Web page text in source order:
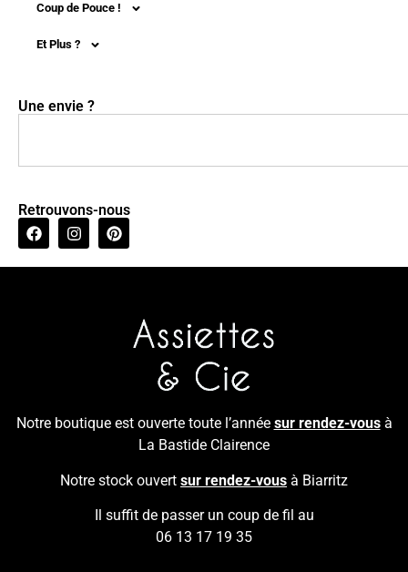
Coup de Pouce !
Et Plus ?
Une envie ?
Retrouvons-nous
Notre boutique est ouverte toute l’année sur rendez-vousà
La Bastide Clairence
Notre stock ouvert sur rendez-vous à Biarritz
Il suffit de passer un coup de fil au
06 13 17 19 35